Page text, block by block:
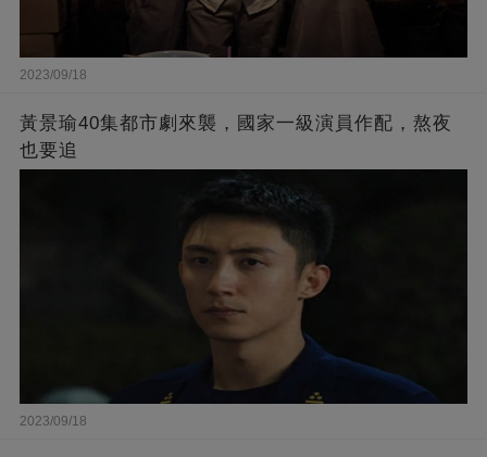
2023/09/18
黃景瑜40集都市劇來襲，國家一級演員作配，熬夜
也要追
2023/09/18